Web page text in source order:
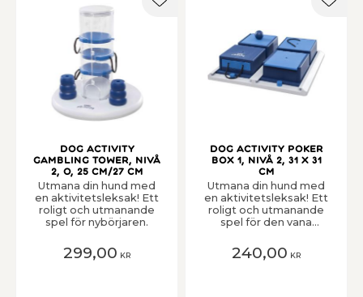
Dog Activity
Gambling Tower, Nivå
2, o, 25 cm/27 cm
Utmana din hund med
en aktivitetsleksak! Ett
roligt och utmanande
spel för nybörjaren.
299,00 KR
Lägg till i favoriter
Dog Activity Poker
Box 1, Nivå 2, 31 x 31
cm
Utmana din hund med
en aktivitetsleksak! Ett
roligt och utmanande
spel för den vana
240,00 KR